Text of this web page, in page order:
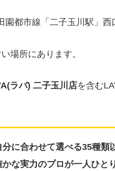
園都市線「二子玉川駅」西
場所にあります。
ラバ) 二子玉川店を含む
分に合わせて選べる35種類
かな実力のプロが一人ひと